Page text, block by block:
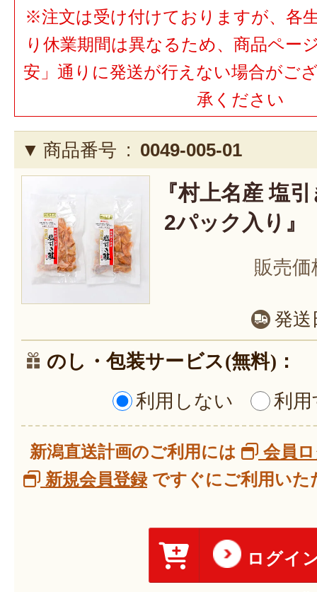
※注文は受け付けておりますが、各
り休業期間は異なるため、商品ペー
安」通りに発送が行えない場合がご
承ください
商品番号 : 0049-005-01
『村上名産 塩
2パック入り』
販売価
発送
のし・包装サービス(無料)：
利用しない
利
新潟直送計画のご利用には
会員
新規会員登録ですぐにご利用いた
ログイ